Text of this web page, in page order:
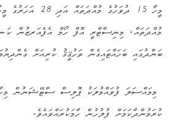
މުއްދަތައް، މިނިސްޓްރީ އޮފް ހޯމް އެފެއަރޒުން
ބަންދުގައި ބަހައްޓައިގެން ތަހުޤީޤު ކުރިއަށް
މިމައްސަލަ ފުވައްމުލަކު ޕޮލިސް ސްޓޭޝަނުން
ކުރަމުންދާކަމަށް ފުލުހުން ހާމަކުރައްވައެވެ.